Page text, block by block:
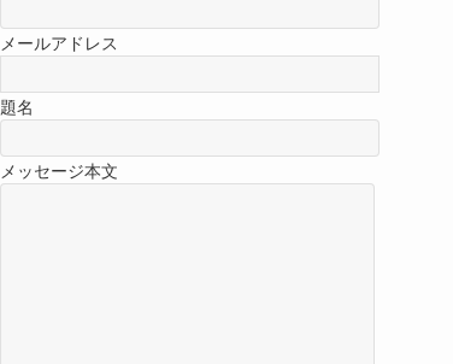
メールアドレス
題名
メッセージ本文